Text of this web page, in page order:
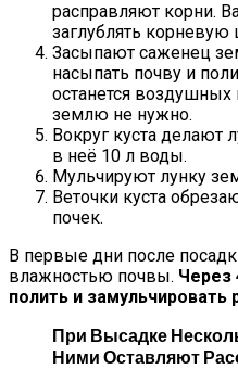
расправляют корни.
заглублять
Засыпают саженец
насыпать почву и
останется воздушных
землю не нужно.
Вокруг куста делают
в неё 10 л воды.
Мульчируют лунку
Веточки куста
почек.
В первые дни после
влажностью почвы. Через
полить и замульчировать
При Высадке
Ними Оставляют